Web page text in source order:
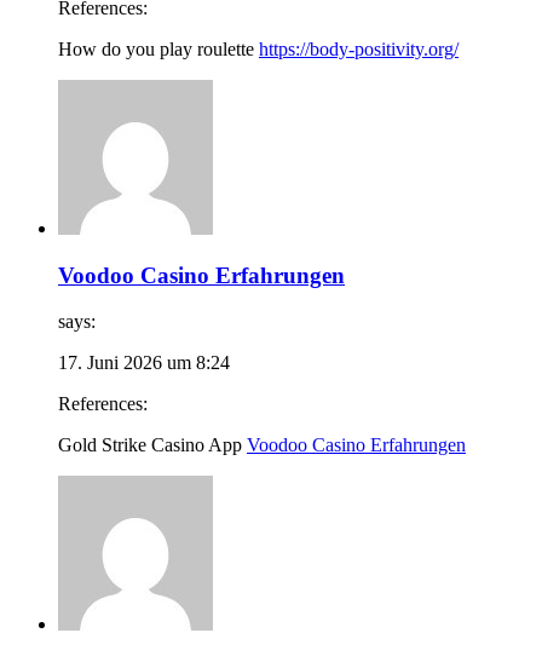
References:
How do you play roulette https://body-positivity.org/
Voodoo Casino Erfahrungen
says:
17. Juni 2026 um 8:24
References:
Gold Strike Casino App Voodoo Casino Erfahrungen